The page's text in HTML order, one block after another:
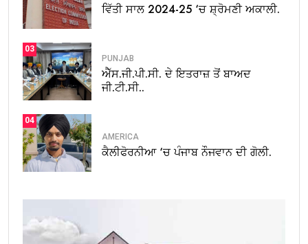
ਵਿੱਤੀ ਸਾਲ 2024-25 ‘ਚ ਸ਼੍ਰੋਮਣੀ ਅਕਾਲੀ.
03
PUNJAB
ਐੱਸ.ਜੀ.ਪੀ.ਸੀ. ਦੇ ਇਤਰਾਜ਼ ਤੋਂ ਬਾਅਦ
ਜੀ.ਟੀ.ਸੀ..
04
AMERICA
ਕੈਲੀਫੋਰਨੀਆ ‘ਚ ਪੰਜਾਬ ਨੌਜਵਾਨ ਦੀ ਗੋਲੀ.